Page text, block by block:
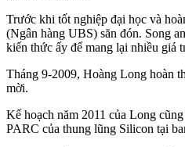
Trước khi tốt nghiệp đại học và
(Ngân hàng UBS) săn đón. Song
kiến thức ấy để mang lại nhiều giá
Tháng 9-2009, Hoàng Long hoàn
mời.
Kế hoạch năm 2011 của Long
PARC của thung lũng Silicon tại